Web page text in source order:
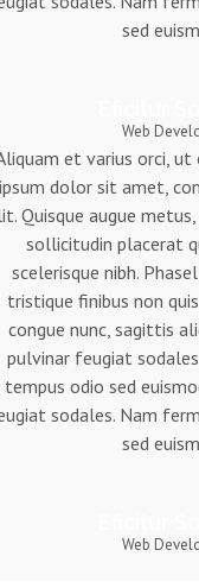
sed
Web
et varius orci, ut
ipsum dolor sit amet,
Quisque augue
sollicitudin placerat
scelerisque nibh.
tristique finibus non
congue nunc, sagittis
pulvinar feugiat
tempus odio sed
sodales. Nam
sed
Web